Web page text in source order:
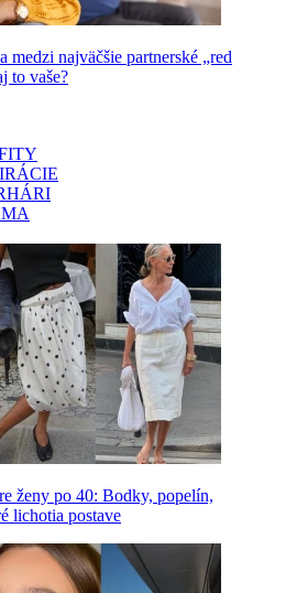
medzi najväčšie partnerské „red
to vaše?
ženy po 40: Bodky, popelín,
lichotia postave